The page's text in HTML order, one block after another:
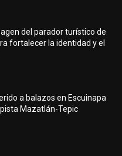
del parador turístico de
fortalecer la identidad y el
a balazos en Escuinapa
Mazatlán-Tepic